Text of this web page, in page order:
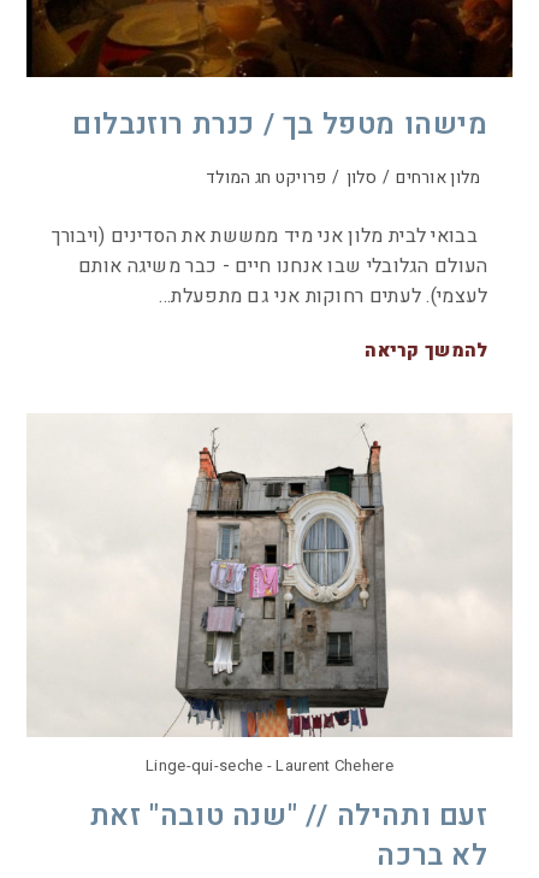
מישהו מטפל בך / כנרת רוזנבלום
מלון אורחים / סלון / פרויקט חג המולד
בבואי לבית מלון אני מיד ממששת את הסדינים (ויבורך
העולם הגלובלי שבו אנחנו חיים - כבר משיגה אותם
לעצמי). לעתים רחוקות אני גם מתפעלת…
להמשך קריאה
Linge-qui-seche - Laurent Chehere
זעם ותהילה // "שנה טובה" זאת
לא ברכה